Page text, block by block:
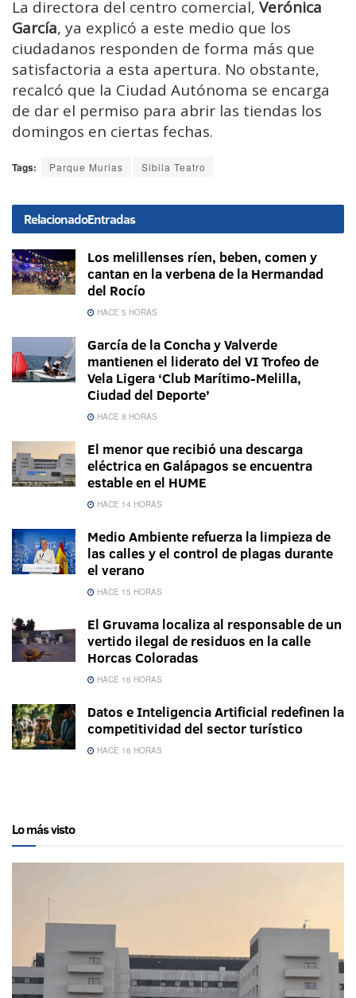
La directora del centro comercial, Verónica
García, ya explicó a este medio que los
ciudadanos responden de forma más que
satisfactoria a esta apertura. No obstante,
recalcó que la Ciudad Autónoma se encarga
de dar el permiso para abrir las tiendas los
domingos en ciertas fechas.
Tags: Parque Murias Sibila Teatro
RelacionadoEntradas
Los melillenses ríen, beben, comen y
cantan en la verbena de la Hermandad
del Rocío
HACE 5 HORAS
García de la Concha y Valverde
mantienen el liderato del VI Trofeo de
Vela Ligera ‘Club Marítimo-Melilla,
Ciudad del Deporte’
HACE 8 HORAS
El menor que recibió una descarga
eléctrica en Galápagos se encuentra
estable en el HUME
HACE 14 HORAS
Medio Ambiente refuerza la limpieza de
las calles y el control de plagas durante
el verano
HACE 15 HORAS
El Gruvama localiza al responsable de un
vertido ilegal de residuos en la calle
Horcas Coloradas
HACE 16 HORAS
Datos e Inteligencia Artificial redefinen la
competitividad del sector turístico
HACE 16 HORAS
Lo más visto